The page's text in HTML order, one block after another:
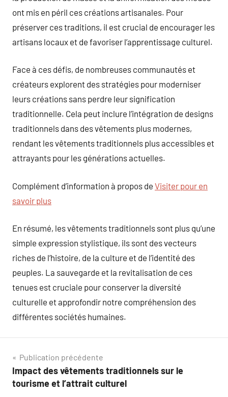
ont mis en péril ces créations artisanales. Pour
préserver ces traditions, il est crucial de encourager les
artisans locaux et de favoriser l’apprentissage culturel.
Face à ces défis, de nombreuses communautés et
créateurs explorent des stratégies pour moderniser
leurs créations sans perdre leur signification
traditionnelle. Cela peut inclure l’intégration de designs
traditionnels dans des vêtements plus modernes,
rendant les vêtements traditionnels plus accessibles et
attrayants pour les générations actuelles.
Complément d’information à propos de Visiter pour en
savoir plus
En résumé, les vêtements traditionnels sont plus qu’une
simple expression stylistique, ils sont des vecteurs
riches de l’histoire, de la culture et de l’identité des
peuples. La sauvegarde et la revitalisation de ces
tenues est cruciale pour conserver la diversité
culturelle et approfondir notre compréhension des
différentes sociétés humaines.
Navigation
de
Publication précédente
Impact des vêtements traditionnels sur le
tourisme et l’attrait culturel